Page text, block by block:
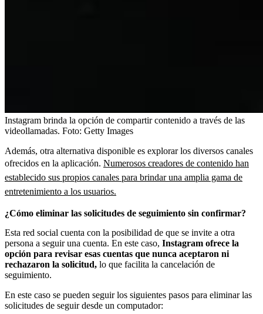
Instagram brinda la opción de compartir contenido a través de las
videollamadas. Foto: Getty Images
Además, otra alternativa disponible es explorar los diversos canales
ofrecidos en la aplicación. Numerosos creadores de contenido han
establecido sus propios canales para brindar una amplia gama de
entretenimiento a los usuarios.
¿Cómo eliminar las solicitudes de seguimiento sin confirmar?
Esta red social cuenta con la posibilidad de que se invite a otra
persona a seguir una cuenta. En este caso, Instagram ofrece la
opción para revisar esas cuentas que nunca aceptaron ni
rechazaron la solicitud, lo que facilita la cancelación de
seguimiento.
En este caso se pueden seguir los siguientes pasos para eliminar las
solicitudes de seguir desde un computador: